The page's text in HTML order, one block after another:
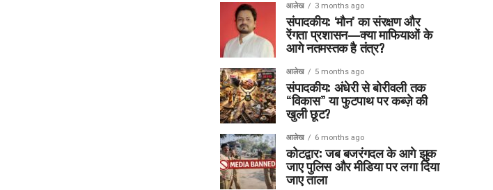
आलेख 3 months ago
संपादकीय: ‘मौन’ का संरक्षण और
रेंगता प्रशासन—क्या माफियाओं के
आगे नतमस्तक है तंत्र?
आलेख 5 months ago
संपादकीय: अंधेरी से बोरीवली तक
“विकास” या फुटपाथ पर कब्ज़े की
खुली छूट?
आलेख 6 months ago
कोटद्वार: जब बजरंगदल के आगे झुक
जाए पुलिस और मीडिया पर लगा दिया
जाए ताला